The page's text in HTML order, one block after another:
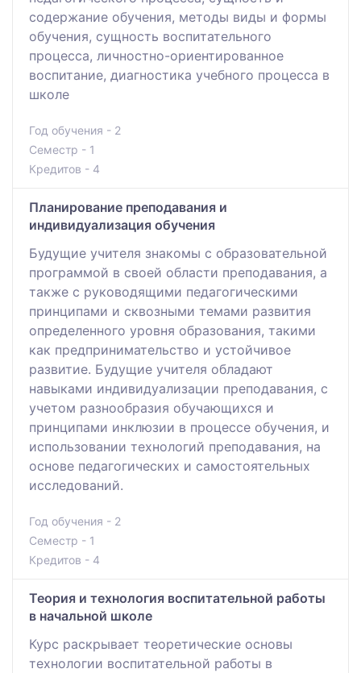
содержание обучения, методы виды и формы
обучения, сущность воспитательного
процесса, личностно-ориентированное
воспитание, диагностика учебного процесса в
школе
Год обучения - 2
Семестр - 1
Кредитов - 4
Планирование преподавания и
индивидуализация обучения
Будущие учителя знакомы с образовательной
программой в своей области преподавания, а
также с руководящими педагогическими
принципами и сквозными темами развития
определенного уровня образования, такими
как предпринимательство и устойчивое
развитие. Будущие учителя обладают
навыками индивидуализации преподавания, с
учетом разнообразия обучающихся и
принципами инклюзии в процессе обучения, и
использовании технологий преподавания, на
основе педагогических и самостоятельных
исследований.
Год обучения - 2
Семестр - 1
Кредитов - 4
Теория и технология воспитательной работы
в начальной школе
Курс раскрывает теоретические основы
технологии воспитательной работы в